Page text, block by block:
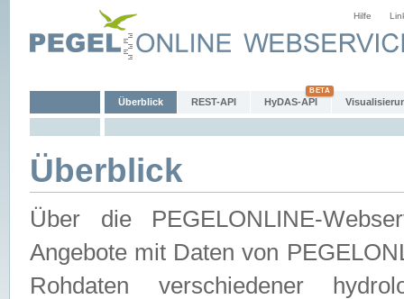
Hilfe
Überblick REST-API HyDAS-API
Überblick
Über die PEGELONLINE-
Angebote mit Daten von
Rohdaten verschiedener